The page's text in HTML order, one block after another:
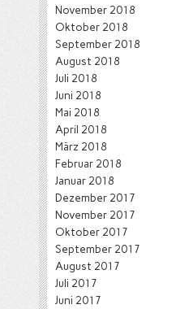
November 2018
Oktober 2018
September 2018
August 2018
Juli 2018
Juni 2018
Mai 2018
April 2018
März 2018
Februar 2018
Januar 2018
Dezember 2017
November 2017
Oktober 2017
September 2017
August 2017
Juli 2017
Juni 2017